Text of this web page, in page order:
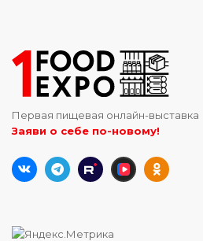
Первая пищевая онлайн-выставка
Заяви о себе по-новому!